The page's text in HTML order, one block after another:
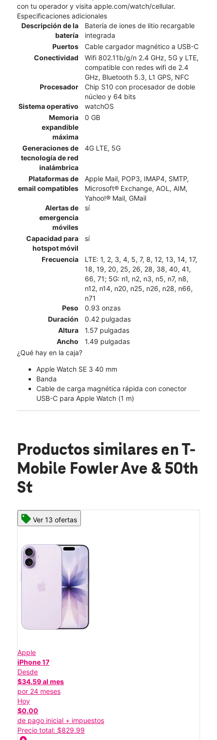
con tu operador y visita apple.com/watch/cellular.
Especificaciones adicionales
Descripción de la
batería
Batería de iones de litio recargable
integrada
Puertos
Cable cargador magnético a USB-C
Conectividad
Wifi 802.11b/g/n 2.4 GHz, 5G y LTE,
compatible con redes wifi de 2.4
GHz, Bluetooth 5.3, L1 GPS, NFC
Procesador
Chip S10 con procesador de doble
núcleo y 64 bits
Sistema operativo
watchOS
Memoria
expandible
máxima
0 GB
Generaciones de
tecnología de red
inalámbrica
4G LTE, 5G
Plataformas de
email compatibles
Apple Mail, POP3, IMAP4, SMTP,
Microsoft® Exchange, AOL, AIM,
Yahoo!® Mail, GMail
Alertas de
emergencia
móviles
sí
Capacidad para
hotspot móvil
sí
Frecuencia
LTE: 1, 2, 3, 4, 5, 7, 8, 12, 13, 14, 17,
18, 19, 20, 25, 26, 28, 38, 40, 41,
66, 71; 5G: n1, n2, n3, n5, n7, n8,
n12, n14, n20, n25, n26, n28, n66,
n71
Peso
0.93 onzas
Duración
0.42 pulgadas
Altura
1.57 pulgadas
Ancho
1.49 pulgadas
¿Qué hay en la caja?
Apple Watch SE 3 40 mm
Banda
Cable de carga magnética rápida con conector
USB-C para Apple Watch (1 m)
Productos similares en T-
Mobile Fowler Ave & 50th
St
Ver 13 ofertas
Apple
iPhone 17
Desde
$34.59 al mes
por 24 meses
Hoy
$0.00
de pago inicial + impuestos
Precio total: $829.99